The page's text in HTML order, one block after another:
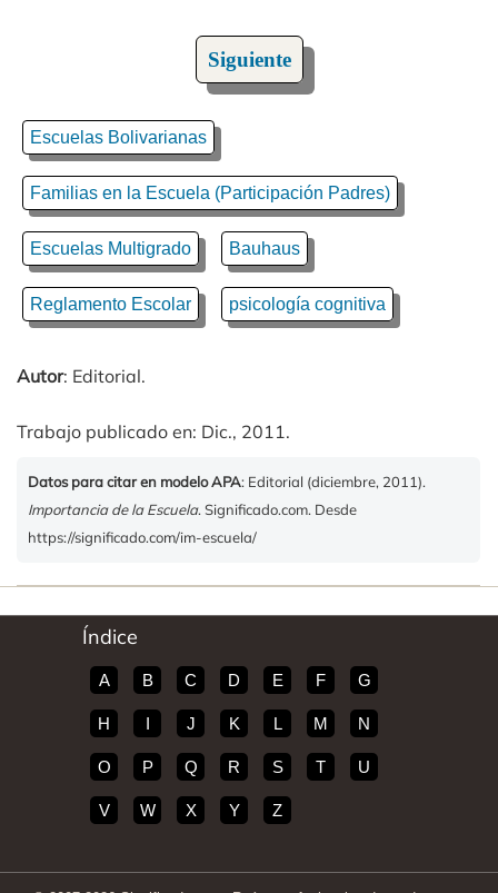
Siguiente
Escuelas Bolivarianas
Familias en la Escuela (Participación Padres)
Escuelas Multigrado Bauhaus
Reglamento Escolar psicología cognitiva
Autor: Editorial.
Trabajo publicado en: Dic., 2011.
Datos para citar en modelo APA: Editorial (diciembre, 2011).
Importancia de la Escuela. Significado.com. Desde
https://significado.com/im-escuela/
Índice
A B C D E F G
H I J K L M N
O P Q R S T U
V W X Y Z